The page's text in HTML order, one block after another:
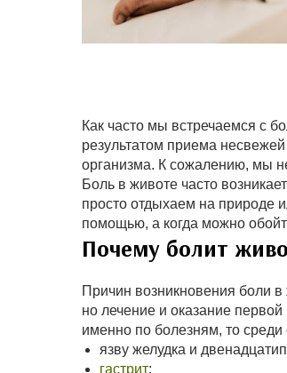
Как часто мы встречаемся с
результатом приема
организма. К сожалению, мы
Боль в животе часто
просто отдыхаем на природе
помощью, а когда можно
Почему болит
Причин возникновения боли
но лечение и оказание
именно по болезням, то
язву желудка и
гастрит;